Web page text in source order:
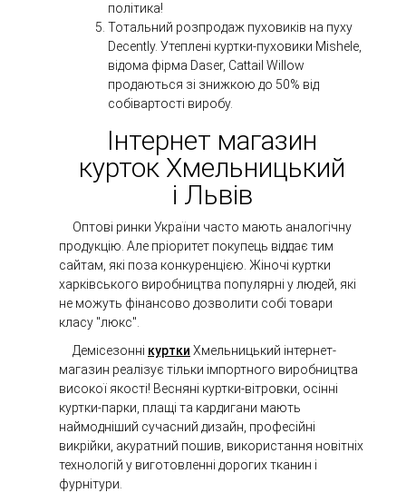
політика!
Тотальний розпродаж пуховиків на пуху
Decently. Утеплені куртки-пуховики Mishele,
відома фірма Daser, Cattail Willow
продаються зі знижкою до 50% від
собівартості виробу.
Інтернет магазин
курток Хмельницький
і Львів
Оптові ринки України часто мають аналогічну
продукцію. Але пріоритет покупець віддає тим
сайтам, які поза конкуренцією. Жіночі куртки
харківського виробництва популярні у людей, які
не можуть фінансово дозволити собі товари
класу "люкс".
Демісезонні куртки Хмельницький інтернет-
магазин реалізує тільки імпортного виробництва
високої якості! Весняні куртки-вітровки, осінні
куртки-парки, плащі та кардигани мають
наймодніший сучасний дизайн, професійні
викрійки, акуратний пошив, використання новітніх
технологій у виготовленні дорогих тканин і
фурнітури.